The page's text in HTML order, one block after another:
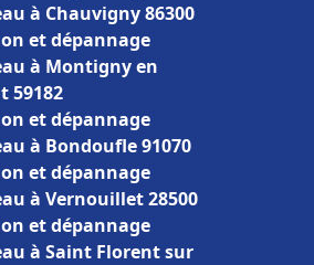
à Chauvigny 86300
et dépannage
à Montigny en
59182
et dépannage
à Bondoufle 91070
et dépannage
à Vernouillet 28500
et dépannage
à Saint Florent sur